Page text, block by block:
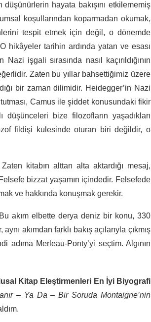
hayata bakışını etkilememiş
koşullarından koparmadan okumak,
tespit etmek için değil, o dönemde
hikâyeler tarihin ardında yatan ve esası
işgali sırasında nasıl kaçırıldığının
Zaten bu yıllar bahsettiğimiz üzere
bir zaman dilimidir. Heidegger’in Nazi
tutması, Camus ile şiddet konusundaki fikir
bize filozofların yaşadıkları
fildişi kulesinde oturan biri değildir, o
kitabın alttan alta aktardığı mesaj,
bizzat yaşamın içindedir. Felsefede
ve hakkında konuşmak gerekir.
akım elbette derya deniz bir konu, 330
akımdan farklı bakış açılarıyla çıkmış
adıma Merleau-Ponty’yi seçtim. Algının
Kitap Eleştirmenleri En İyi Biyografi
– Ya Da – Bir Soruda Montaigne’nin